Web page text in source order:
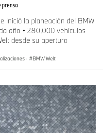
prensa
inició la planeación del BMW
año • 280,000 vehículos
desde su apertura
· BMW Welt